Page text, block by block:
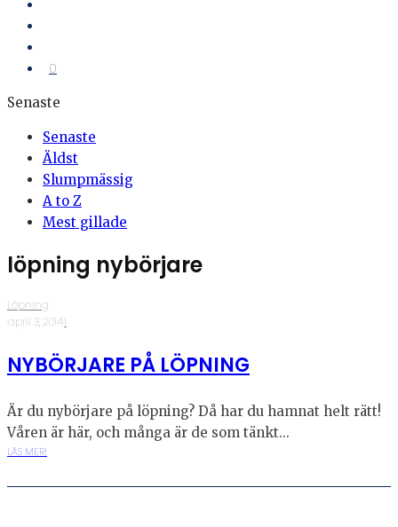
0
Senaste
Senaste
Äldst
Slumpmässig
A to Z
Mest gillade
löpning nybörjare
Löpning
·april 3, 2014·1
NYBÖRJARE PÅ LÖPNING
Är du nybörjare på löpning? Då har du hamnat helt rätt!
Våren är här, och många är de som tänkt...
LÄS MER!